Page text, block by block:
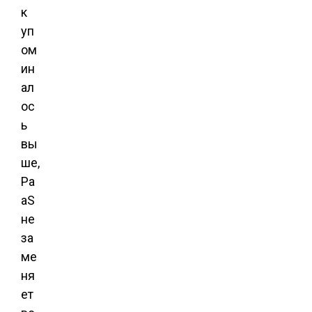
к
уп
ом
ин
ал
ос
ь
вы
ше,
Pa
aS
не
за
ме
ня
ет